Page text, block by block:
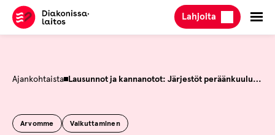
Hyppää
sisältöön
Lahjoita
Ajankohtaista Lausunnot ja kannanotot: Järjestöt peräänkuuluttavat hallitukselta antirasistista politiikkaa ja yhdenvertaisuutta edistävää lainsäädäntöä
Arvomme Vaikuttaminen